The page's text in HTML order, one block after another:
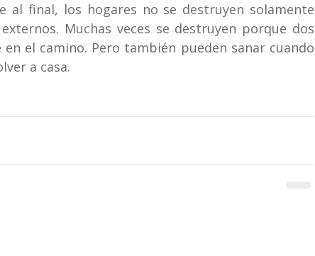
al final, los hogares no se destruyen solamente
Muchas veces se destruyen porque dos
el camino. Pero también pueden sanar cuando
a casa.